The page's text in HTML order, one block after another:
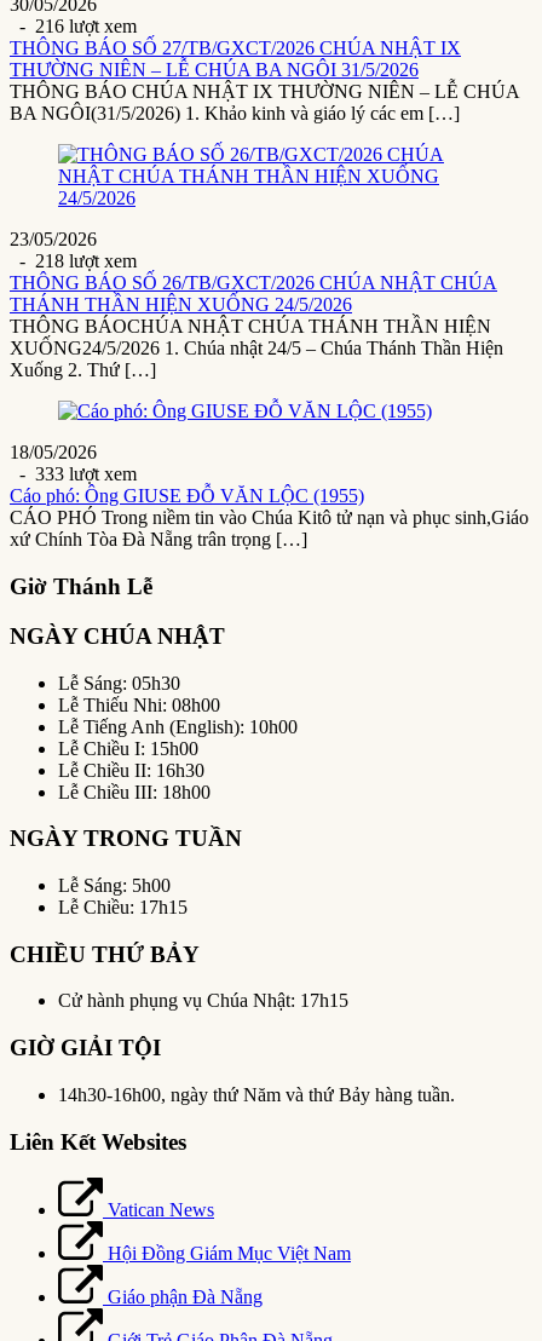
30/05/2026
- 216 lượt xem
THÔNG BÁO SỐ 27/TB/GXCT/2026 CHÚA NHẬT IX
THƯỜNG NIÊN – LỄ CHÚA BA NGÔI 31/5/2026
THÔNG BÁO CHÚA NHẬT IX THƯỜNG NIÊN – LỄ CHÚA
BA NGÔI(31/5/2026) 1. Khảo kinh và giáo lý các em […]
23/05/2026
- 218 lượt xem
THÔNG BÁO SỐ 26/TB/GXCT/2026 CHÚA NHẬT CHÚA
THÁNH THẦN HIỆN XUỐNG 24/5/2026
THÔNG BÁOCHÚA NHẬT CHÚA THÁNH THẦN HIỆN
XUỐNG24/5/2026 1. Chúa nhật 24/5 – Chúa Thánh Thần Hiện
Xuống 2. Thứ […]
18/05/2026
- 333 lượt xem
Cáo phó: Ông GIUSE ĐỖ VĂN LỘC (1955)
CÁO PHÓ Trong niềm tin vào Chúa Kitô tử nạn và phục sinh,Giáo
xứ Chính Tòa Đà Nẵng trân trọng […]
Giờ Thánh Lễ
NGÀY CHÚA NHẬT
Lễ Sáng: 05h30
Lễ Thiếu Nhi: 08h00
Lễ Tiếng Anh (English): 10h00
Lễ Chiều I: 15h00
Lễ Chiều II: 16h30
Lễ Chiều III: 18h00
NGÀY TRONG TUẦN
Lễ Sáng: 5h00
Lễ Chiều: 17h15
CHIỀU THỨ BẢY
Cử hành phụng vụ Chúa Nhật: 17h15
GIỜ GIẢI TỘI
14h30-16h00, ngày thứ Năm và thứ Bảy hàng tuần.
Liên Kết Websites
Vatican News
Hội Đồng Giám Mục Việt Nam
Giáo phận Đà Nẵng